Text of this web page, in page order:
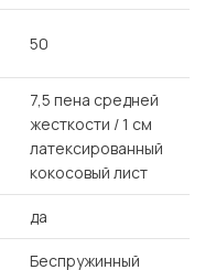
50
7,5 пена средней
жесткости / 1 см
латексированный
кокосовый лист
да
Беспружинный